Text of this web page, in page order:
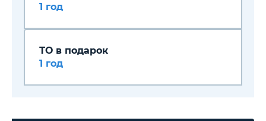
1 год
ТО в подарок
1 год